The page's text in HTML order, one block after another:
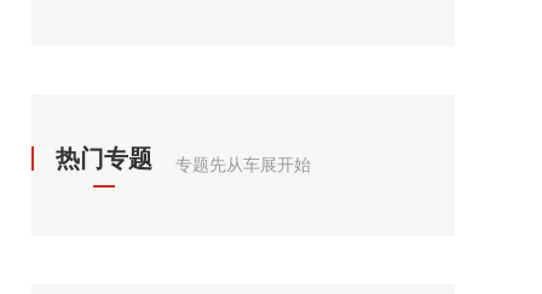
热门专题 专题先从车展开始